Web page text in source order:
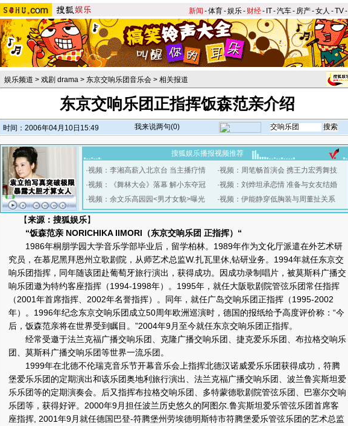
新闻 -体育-娱乐- 财经- IT-汽车- 房产-女人 -TV-
娱乐频道 > 戏剧 drama > 东京交响乐团音乐会 > 相关报道
东京交响乐团正指挥饭森范亲介绍
时间：2006年04月10日15:49 我来说两句(0)
搜狐娱乐播报视频推荐
·视频：李湘高薪入北京台 当主播疗情
·视频：《舞林大会》落幕 解小东夺冠
·视频：余文乐高园园<男才女貌>曝光
·视频：周笔畅首演会 携王力宏秀舞技
·视频：刘烨坦承恋情 准备与女友结婚
·视频：伊能静穿低胸装与周董扯关系
【来源：搜狐娱乐】
“饭森范亲 NORICHIKA IIMORI（东京交响乐团 正指挥）“
1986年桐朋学园大学音乐学部毕业后，留学柏林。1989年作为文化厅派遣在外艺术研
究员，在慕尼黑拜恩州立歌剧院，从师艺术总监W.扎瓦里休,钻研业务。1994年就任东京交
响乐团指挥，同年随该团赴葡萄牙旅行演出，获得成功。因成功录制唱片，被莫斯科广播交
响乐团邀为特约客座指挥（1994-1998年）。1995年，就任大阪歌剧院管弦乐团常任指挥
（2001年首席指挥、2002年名誉指挥）。同年，就任广岛交响乐团正指挥（1995-2002
年）。1996年纪念东京交响乐团成立50周年欧洲巡演时，德国的报纸给予高度评价称：“今
后，饭森范亲将在世界受到瞩目。”2004年9月至今就任东京交响乐团正指挥。
经常受邀于法兰克福广播交响乐团、克隆广播交响乐团、捷克爱乐乐团、布拉格交响乐
团、莫斯科广播交响乐团等世界一流乐团。
1999年在北德不伦瑞克音乐节开幕音乐会上指挥北德汉诺威爱乐乐团获得成功，符腾
堡爱乐乐团的定期演出和该乐团奥地利旅行演出、法兰克福广播交响乐团、波兰鲁宾斯坦爱
乐乐团等的定期演奏会。后又指挥布拉格交响乐团、多特蒙德歌剧院管弦乐团、巴塞尔交响
乐团等，获得好评。2000年9月担任波兰历史悠久的阿图尔.鲁宾斯坦爱乐管弦乐团首席客
座指挥, 2001年9月就任德国巴登-符腾堡州劳埃德明斯特市符腾堡爱乐管弦乐团的艺术总监